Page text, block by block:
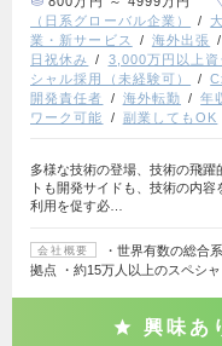
（日系グローバル企業）
業・新サービス
海外出張
日祝休み
3,000万円以上資
シャル採用（未経験可）
開発責任者
海外転勤 年
ワーク可能
副業してもOK
多様な技術の登場、技術の飛躍
トも開発サイドも、技術の内
利用を促す必…
会社概要
・世界有数の総合
拠点 ・約15万人以上のスペシ
興味あ